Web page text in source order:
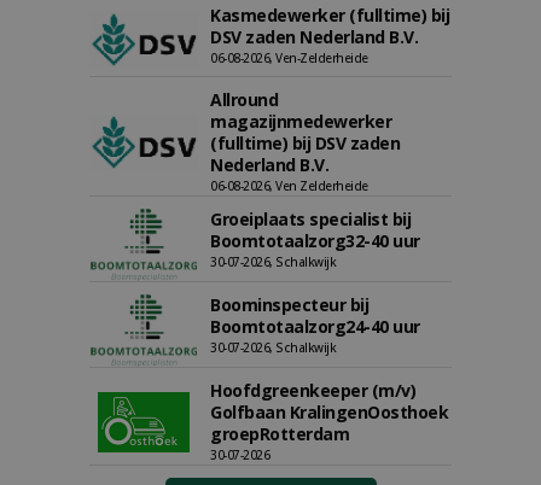
Kasmedewerker (fulltime) bij
DSV zaden Nederland B.V.
06-08-2026, Ven-Zelderheide
Allround
magazijnmedewerker
(fulltime) bij DSV zaden
Nederland B.V.
06-08-2026, Ven Zelderheide
Groeiplaats specialist bij
Boomtotaalzorg32-40 uur
30-07-2026, Schalkwijk
Boominspecteur bij
Boomtotaalzorg24-40 uur
30-07-2026, Schalkwijk
Hoofdgreenkeeper (m/v)
Golfbaan KralingenOosthoek
groepRotterdam
30-07-2026